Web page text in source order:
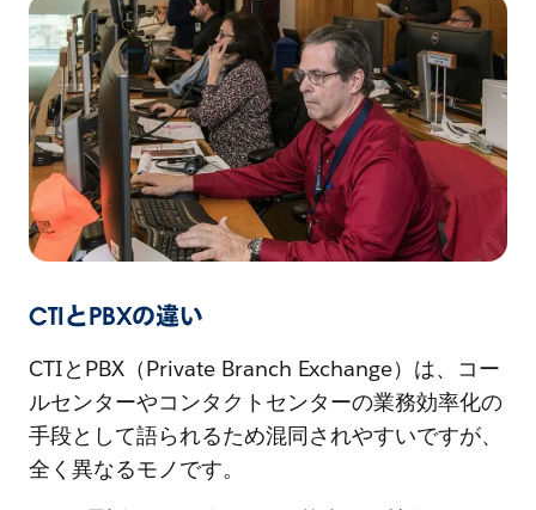
CTIとPBXの違い
CTIとPBX（Private Branch Exchange）は、コー
ルセンターやコンタクトセンターの業務効率化の
手段として語られるため混同されやすいですが、
全く異なるモノです。